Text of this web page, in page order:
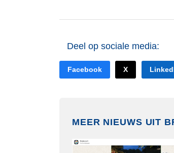
Deel op sociale media:
Facebook X
MEER NIEUWS UIT